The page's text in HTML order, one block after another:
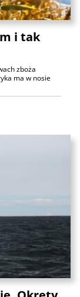
i tak
zboża
ma w nosie